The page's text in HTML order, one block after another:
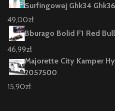
Surfingowej Ghk34 Ghk36
49,00zł
Bburago Bolid F1 Red
46,99zł
Majorette City Kamper
2057500
15,90zł